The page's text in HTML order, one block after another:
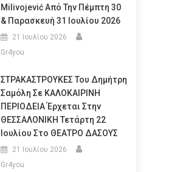
Milivojević Από Την Πέμπτη 30
& Παρασκευή 31 Ιουλίου 2026
21 Ιουλίου 2026
Gr4you
ΣΤΡΑΚΑΣΤΡΟΥΚΕΣ Του Δημήτρη
Σαμόλη Σε ΚΑΛΟΚΑΙΡΙΝΗ
ΠΕΡΙΟΔΕΙΑ Έρχεται Στην
ΘΕΣΣΑΛΟΝΙΚΗ Τετάρτη 22
Ιουλίου Στο ΘΕΑΤΡΟ ΔΑΣΟΥΣ
21 Ιουλίου 2026
Gr4you